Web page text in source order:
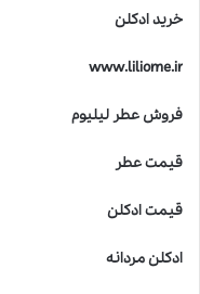
خرید ادکلن
www.liliome.ir
فروش عطر لیلیوم
قیمت عطر
قیمت ادکلن
ادکلن مردانه